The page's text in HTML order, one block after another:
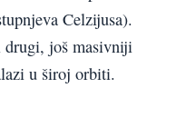
Celzijusa).
drugi, još masivniji
u široj orbiti.